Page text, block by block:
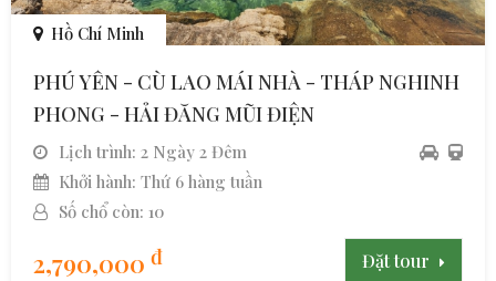
Hồ Chí Minh
PHÚ YÊN - CÙ LAO MÁI NHÀ - THÁP NGHINH
PHONG - HẢI ĐĂNG MŨI ĐIỆN
Lịch trình: 2 Ngày 2 Đêm
Khởi hành: Thứ 6 hàng tuần
Số chổ còn: 10
2,790,000 đ Đặt tour